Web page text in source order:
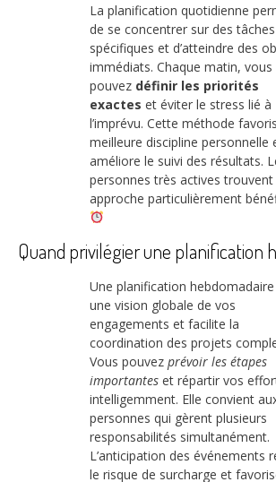
La planification quotidienne
de se concentrer sur des tâches
spécifiques et d’atteindre des
immédiats. Chaque matin, vous
pouvez définir les priorités
exactes et éviter le stress lié à
l’imprévu. Cette méthode
meilleure discipline personnelle
améliore le suivi des résultats.
personnes très actives
approche particulièrement
Quand privilégier une planification
Une planification
une vision globale de vos
engagements et facilite la
coordination des projets
Vous pouvez prévoir les étapes
importantes et répartir vos
intelligemment. Elle convient
personnes qui gèrent plusieurs
responsabilités simultanément.
L’anticipation des événements
le risque de surcharge et